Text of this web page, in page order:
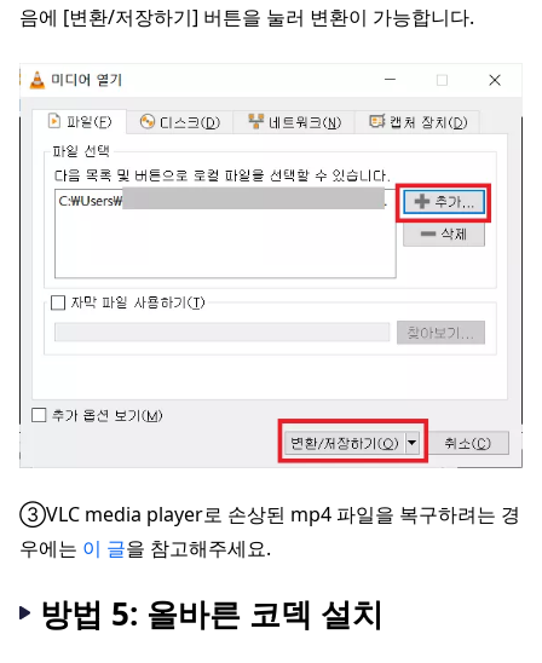
음에 [변환/저장하기] 버튼을 눌러 변환이 가능합니다.
③VLC media player로 손상된 mp4 파일을 복구하려는 경
우에는 이 글을 참고해주세요.
방법 5: 올바른 코덱 설치